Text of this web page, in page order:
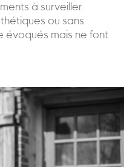
à surveiller.
ou sans
évoqués mais ne font